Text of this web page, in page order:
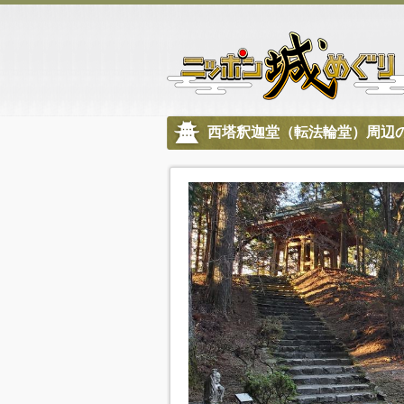
西塔釈迦堂（転法輪堂）周辺